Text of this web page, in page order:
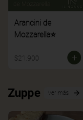
Arancini de
Mozzarella⭐
$21.900
Zuppe Ver más